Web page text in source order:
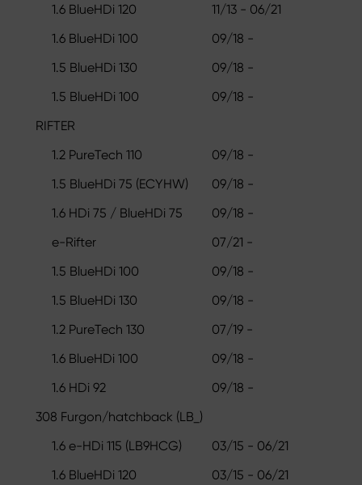
1.6 BlueHDi 120
11/13 - 06/21
1.6 BlueHDi 100
09/18 -
1.5 BlueHDi 130
09/18 -
1.5 BlueHDi 100
09/18 -
RIFTER
1.2 PureTech 110
09/18 -
1.5 BlueHDi 75 (ECYHW)
09/18 -
1.6 HDi 75 / BlueHDi 75
09/18 -
e-Rifter
07/21 -
1.5 BlueHDi 100
09/18 -
1.5 BlueHDi 130
09/18 -
1.2 PureTech 130
07/19 -
1.6 BlueHDi 100
09/18 -
1.6 HDi 92
09/18 -
308 Furgon/hatchback (LB_)
1.6 e-HDi 115 (LB9HCG)
03/15 - 06/21
1.6 BlueHDi 120
03/15 - 06/21